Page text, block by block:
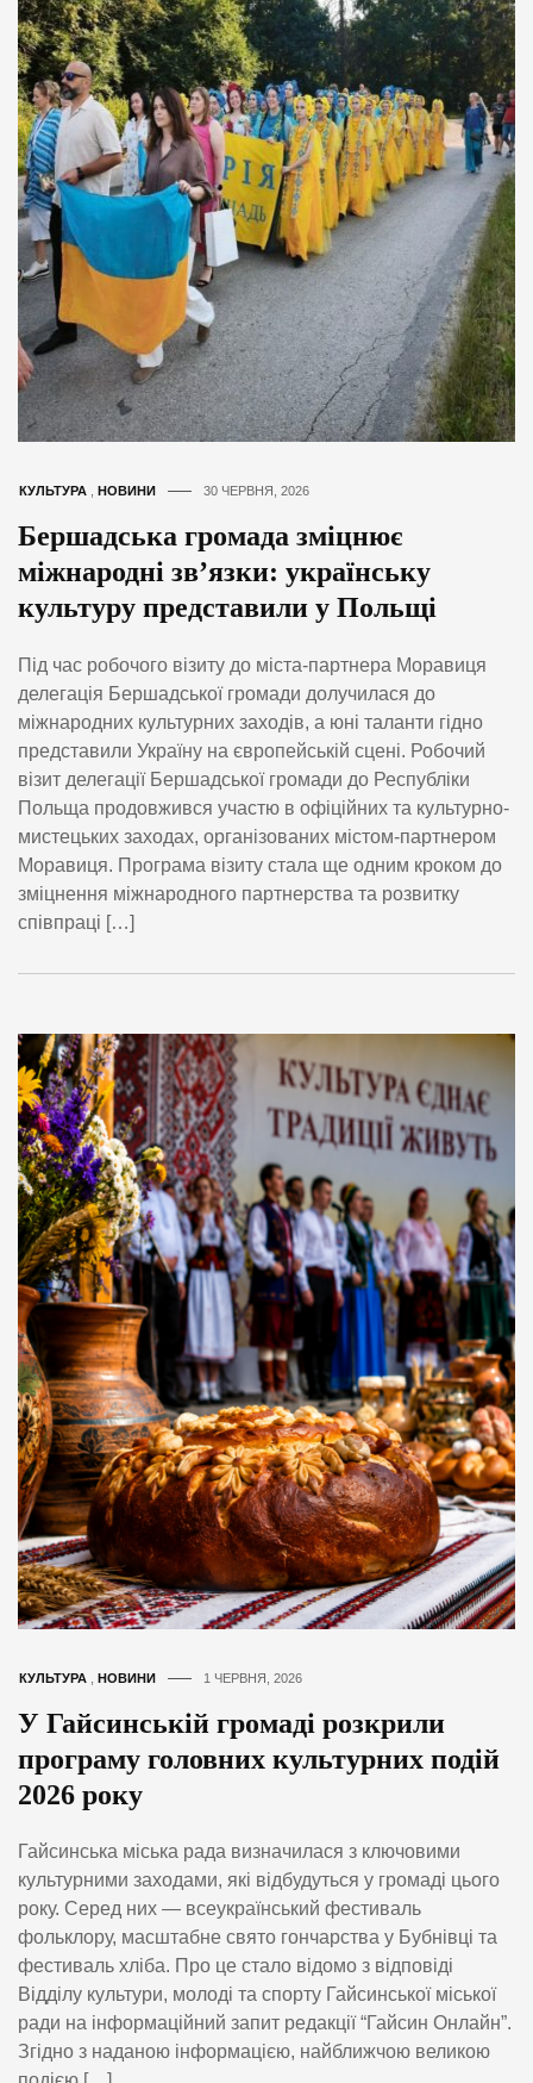
КУЛЬТУРА НОВИНИ 30 ЧЕРВНЯ, 2026
Бершадська громада зміцнює
міжнародні зв’язки: українську
культуру представили у Польщі
Під час робочого візиту до міста-партнера Моравиця
делегація Бершадської громади долучилася до
міжнародних культурних заходів, а юні таланти гідно
представили Україну на європейській сцені. Робочий
візит делегації Бершадської громади до Республіки
Польща продовжився участю в офіційних та культурно-
мистецьких заходах, організованих містом-партнером
Моравиця. Програма візиту стала ще одним кроком до
зміцнення міжнародного партнерства та розвитку
співпраці […]
КУЛЬТУРА НОВИНИ 1 ЧЕРВНЯ, 2026
У Гайсинській громаді розкрили
програму головних культурних подій
2026 року
Гайсинська міська рада визначилася з ключовими
культурними заходами, які відбудуться у громаді цього
року. Серед них — всеукраїнський фестиваль
фольклору, масштабне свято гончарства у Бубнівці та
фестиваль хліба. Про це стало відомо з відповіді
Відділу культури, молоді та спорту Гайсинської міської
ради на інформаційний запит редакції “Гайсин Онлайн”.
Згідно з наданою інформацією, найближчою великою